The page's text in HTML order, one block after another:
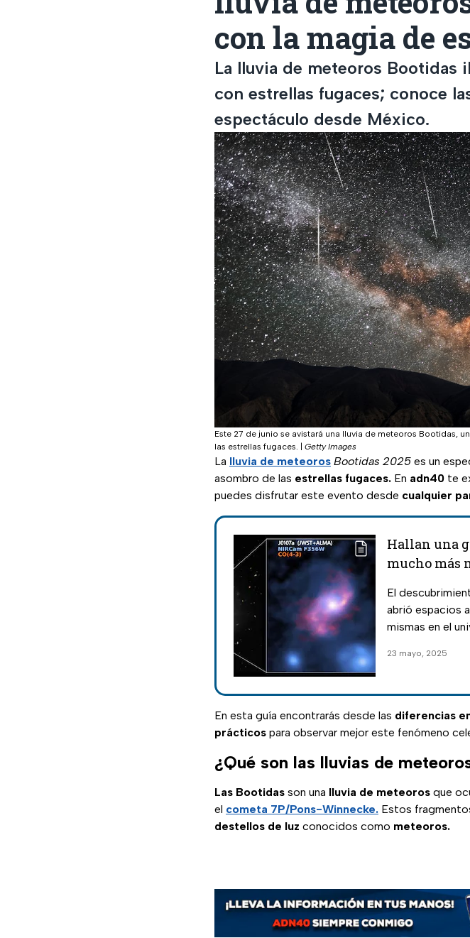
con la magia de
La lluvia de meteoros Bootidas
con estrellas fugaces; conoce
espectáculo desde México.
Este 27 de junio se avistará una lluvia de meteoros Bootidas,
las estrellas fugaces.
Getty Images
La lluvia de meteoros Bootidas 2025 es un
asombro de las estrellas fugaces. En adn40 te
puedes disfrutar este evento desde cualquier
Hallan una
mucho más
El
abrió espacios
mismas en el
23 mayo, 2025
En esta guía encontrarás desde las diferencias
prácticos para observar mejor este fenómeno
¿Qué son las lluvias de
Las Bootidas son una lluvia de meteoros que
el cometa 7P/Pons-Winnecke. Estos
destellos de luz conocidos como meteoros.